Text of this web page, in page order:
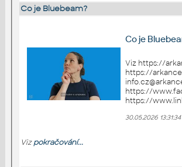
Co je Bluebeam?
Co je
Viz https://
https://
https://
30.05.2026 13:31:34
Vizpokračování...